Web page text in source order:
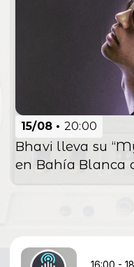
15/08 20:00
Bhavi lleva su
en Bahía Blanca